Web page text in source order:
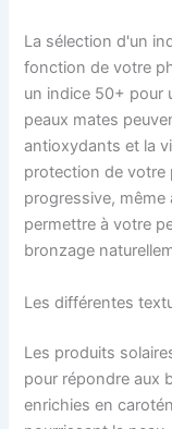
La sélection d'un
fonction de votre
un indice 50+ pour
peaux mates
antioxydants et la
protection de votre
progressive,
permettre à votre
bronzage
Les différentes
Les produits
pour répondre aux
enrichies en